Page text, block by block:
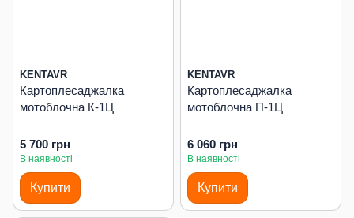
KENTAVR
Картоплесаджалка
мотоблочна К-1Ц
5 700 грн
В наявності
Купити
KENTAVR
Картоплесаджалка
мотоблочна П-1Ц
6 060 грн
В наявності
Купити